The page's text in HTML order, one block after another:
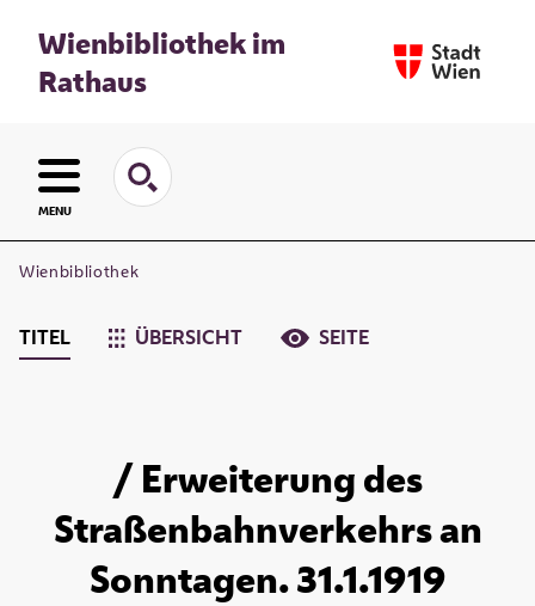
Wienbibliothek im
Rathaus
MENU
Wienbibliothek
TITEL ÜBERSICHT SEITE
/ Erweiterung des
Straßenbahnverkehrs an
Sonntagen. 31.1.1919